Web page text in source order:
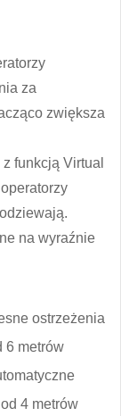
za
zwiększa
funkcją Virtual
na wyraźnie
ostrzeżenia
6 metrów
4 metrów